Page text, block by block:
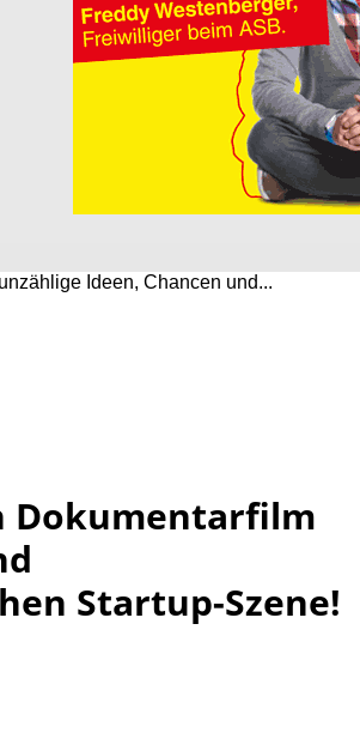
Ideen, Chancen und...
Dokumentarfilm
Startup-Szene!